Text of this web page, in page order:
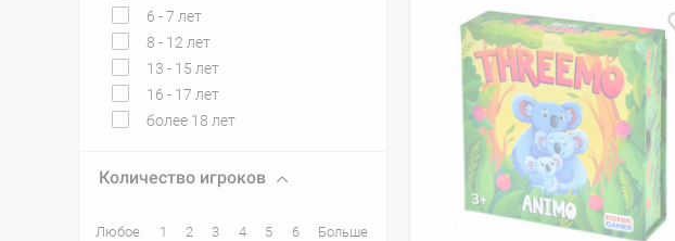
6 - 7 лет
8 - 12 лет
13 - 15 лет
16 - 17 лет
более 18 лет
Количество игроков
Любое 1 2 3 4 5 6 Больше